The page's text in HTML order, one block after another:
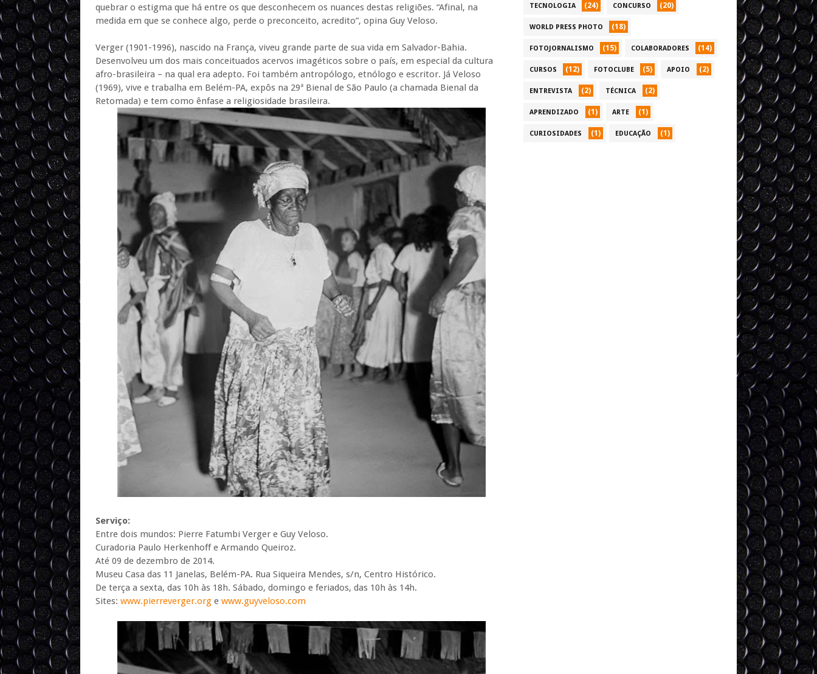
quebrar o estigma que há entre os que desconhecem os nuances destas religiões. “Afinal, na
medida em que se conhece algo, perde o preconceito, acredito”, opina Guy Veloso.
Verger (1901-1996), nascido na França, viveu grande parte de sua vida em Salvador-Bahia.
Desenvolveu um dos mais conceituados acervos imagéticos sobre o país, em especial da cultura
afro-brasileira – na qual era adepto. Foi também antropólogo, etnólogo e escritor. Já Veloso
(1969), vive e trabalha em Belém-PA, expôs na 29ª Bienal de São Paulo (a chamada Bienal da
Retomada) e tem como ênfase a religiosidade brasileira.
Serviço:
Entre dois mundos: Pierre Fatumbi Verger e Guy Veloso.
Curadoria Paulo Herkenhoff e Armando Queiroz.
Até 09 de dezembro de 2014.
Museu Casa das 11 Janelas, Belém-PA. Rua Siqueira Mendes, s/n, Centro Histórico.
De terça a sexta, das 10h às 18h. Sábado, domingo e feriados, das 10h às 14h.
Sites: www.pierreverger.org e www.guyveloso.com
TECNOLOGIA (24) CONCURSO (20)
WORLD PRESS PHOTO (18)
FOTOJORNALISMO (15) COLABORADORES (14)
CURSOS (12) FOTOCLUBE (5) APOIO (2)
ENTREVISTA (2) TÉCNICA (2)
APRENDIZADO (1) ARTE (1)
CURIOSIDADES (1) EDUCAÇÃO (1)